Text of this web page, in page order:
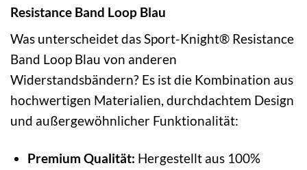
Resistance Band Loop Blau
Was unterscheidet das Sport-Knight® Resistance
Band Loop Blau von anderen
Widerstandsbändern? Es ist die Kombination aus
hochwertigen Materialien, durchdachtem Design
und außergewöhnlicher Funktionalität:
Premium Qualität: Hergestellt aus 100%